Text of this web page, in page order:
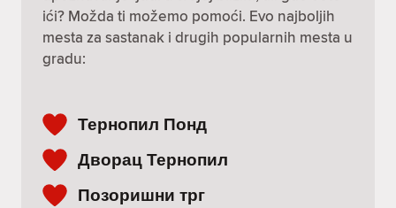
ići? Možda ti možemo pomoći. Evo najboljih
mesta za sastanak i drugih popularnih mesta u
gradu:
Тернопил Понд
Дворац Тернопил
Позоришни трг